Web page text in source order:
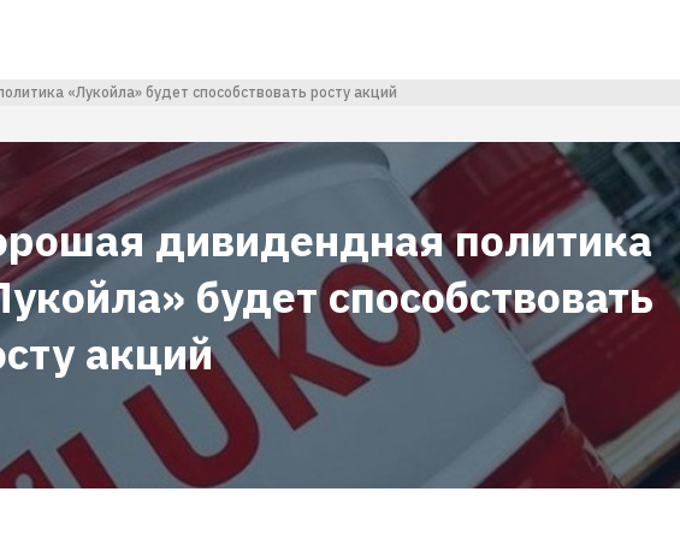
«Лукойла» будет способствовать росту акций
дивидендная политика
будет способствовать
акций